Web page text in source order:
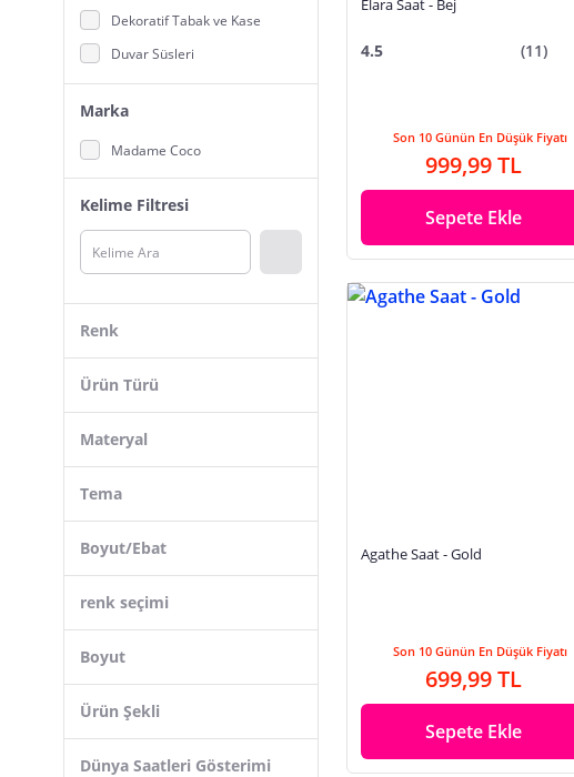
Dekoratif Tabak ve Kase
Duvar Süsleri
Fotoğraf Çerçevesi
Mum
Şamdan, Mumluk
Yapay Çiçek, Meyve
Marka
Madame Coco
Kelime Filtresi
Renk
Ürün Türü
Materyal
Tema
Boyut/Ebat
renk seçimi
Boyut
Ürün Şekli
Dünya Saatleri Gösterimi
Elara Saat - Bej
4.5 (11)
Son 10 Günün En Düşük Fiyatı
999,99 TL
Sepete Ekle
Agathe Saat - Gold
Son 10 Günün En Düşük Fiyatı
699,99 TL
Sepete Ekle